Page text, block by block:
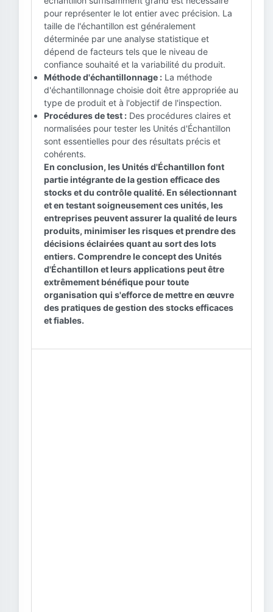
pour représenter le lot entier avec précision. La
taille de l'échantillon est généralement
déterminée par une analyse statistique et
dépend de facteurs tels que le niveau de
confiance souhaité et la variabilité du produit.
Méthode d'échantillonnage : La méthode
d'échantillonnage choisie doit être appropriée au
type de produit et à l'objectif de l'inspection.
Procédures de test : Des procédures claires et
normalisées pour tester les Unités d'Échantillon
sont essentielles pour des résultats précis et
cohérents.
En conclusion, les Unités d'Échantillon font
partie intégrante de la gestion efficace des
stocks et du contrôle qualité. En sélectionnant
et en testant soigneusement ces unités, les
entreprises peuvent assurer la qualité de leurs
produits, minimiser les risques et prendre des
décisions éclairées quant au sort des lots
entiers. Comprendre le concept des Unités
d'Échantillon et leurs applications peut être
extrêmement bénéfique pour toute
organisation qui s'efforce de mettre en œuvre
des pratiques de gestion des stocks efficaces
et fiables.